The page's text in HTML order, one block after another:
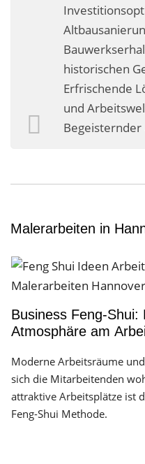
historischen
Erfrischende
und
Begeisternder
Malerarbeiten in
Business Feng-Shui:
Atmosphäre am
Moderne Arbeitsräume
sich die Mitarbeitenden
attraktive Arbeitsplätze ist
Feng-Shui Methode.